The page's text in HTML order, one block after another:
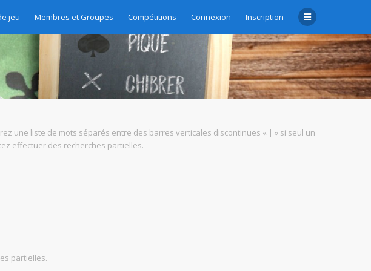
jeu Membres et Groupes Compétitions Connexion Inscription
une liste de mots séparés entre des barres verticales discontinues « | » si seul un
effectuer des recherches partielles.
partielles.